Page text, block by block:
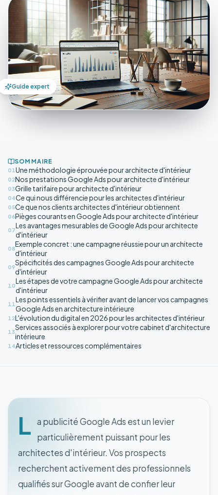
Guide expert
SOMMAIRE
01Une méthodologie éprouvée pour architecte d'intérieur
02Nos prestations Google Ads pour architecte d'intérieur
03Grille tarifaire pour architecte d'intérieur
04Ce qui nous différencie pour les architectes d'intérieur
05Ce que nos clients architectes d'intérieur obtiennent
06Pièges courants en Google Ads pour architecte d'intérieur
07
Les avantages mesurables de Google Ads pour architecte
d'intérieur
08
Exemple concret : une campagne réussie pour un architecte
d'intérieur
09
Spécificités des campagnes Google Ads pour architecte
d'intérieur
10
Les étapes de votre campagne Google Ads pour architecte
d'intérieur
11
Les points essentiels à vérifier avant de lancer vos campagnes
Google Ads en architecture intérieure
12L'évolution du digital en 2026 pour les architectes d'intérieur
13
Services associés à explorer pour votre cabinet d'architecture
intérieure
14Articles et ressources complémentaires
L a publicité Google Ads est un levier
particulièrement puissant pour les
architectes d'intérieur. Vos prospects
recherchent activement des professionnels
qualifiés sur Google avant de confier leur